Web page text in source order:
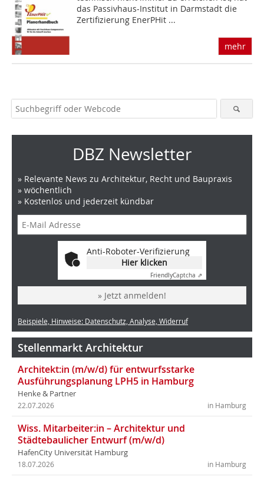
das Passivhaus-Institut in Darmstadt die
Zertifizierung EnerPHit ...
mehr
DBZ Newsletter
» Relevante News zu Architektur, Recht und Baupraxis
» wöchentlich
» Kostenlos und jederzeit kündbar
Anti-Roboter-Verifizierung
Hier klicken
FriendlyCaptcha ⇗
» Jetzt anmelden!
Beispiele, Hinweise: Datenschutz, Analyse, Widerruf
Stellenmarkt Architektur
Architekt:in (m/w/d) für entwurfsstarke
Ausführungsplanung LPH5 in Hamburg
Henke & Partner
in Hamburg
22.07.2026
Wiss. Mitarbeiter:in – Architektur und
Städtebaulicher Entwurf (m/w/d)
HafenCity Universität Hamburg
in Hamburg
18.07.2026